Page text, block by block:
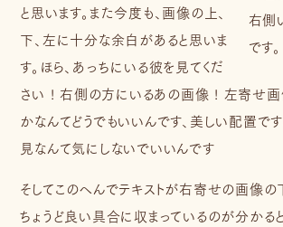
右側
です。
と思います。また今度も、画像の上、
下、左に十分な余白があると思いま
す。ほら、あっちにいる彼を見てくだ
さい ! 右側の方にいるあの画像 ! 左寄せ画
かなんてどうでもいいんです、美しい配置で
見なんて気にしないでいいんです
そしてこのへんでテキストが右寄せの画像の
ちょうど良い具合に収まっているのが分かる